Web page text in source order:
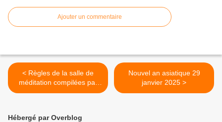
Ajouter un commentaire
< Règles de la salle de
méditation compilées par
Paï-tchang
Nouvel an asiatique 29
janvier 2025 >
Hébergé par Overblog